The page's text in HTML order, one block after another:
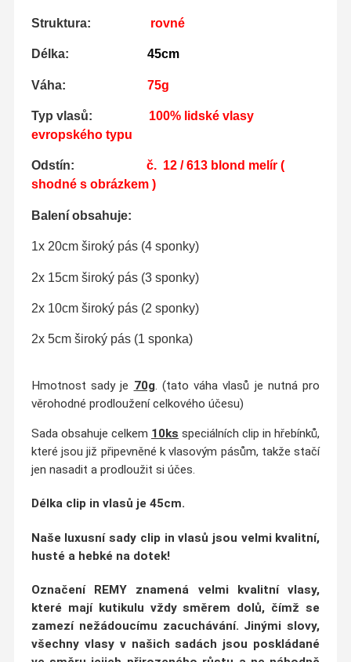
Struktura: rovné
Délka: 45cm
Váha: 75g
Typ vlasů:
100% lidské vlasy
evropského typu
Odstín: č. 12 / 613blond melír (
shodné s obrázkem )
Balení obsahuje:
1x 20cm široký pás (4 sponky)
2x 15cm široký pás (3 sponky)
2x 10cm široký pás (2 sponky)
2x 5cm široký pás (1 sponka)
Hmotnost sady je 70g. (tato váha vlasů je nutná pro
věrohodné prodloužení celkového účesu)
Sada obsahuje celkem 10ks speciálních clip in hřebínků,
které jsou již připevněné k vlasovým pásům, takže stačí
jen nasadit a prodloužit si účes.
Délka clip in vlasů je 45cm.
Naše luxusní sady clip in vlasů jsou velmi kvalitní,
husté a hebké na dotek!
Označení REMYznamená velmi kvalitní vlasy,
které mají kutikulu vždy směrem dolů, čímž se
zamezí nežádoucímu zacuchávání. Jinými slovy,
všechny vlasy v našich sadách jsou poskládané